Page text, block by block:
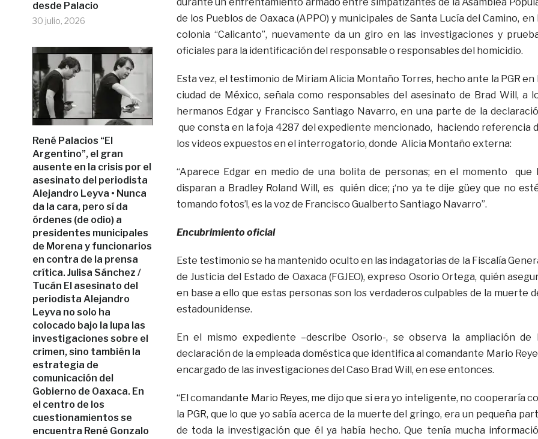
desde Palacio
30 julio, 2026
René Palacios “El
Argentino”, el gran
ausente en la crisis por el
asesinato del periodista
Alejandro Leyva • Nunca
da la cara, pero sí da
órdenes (de odio) a
presidentes municipales
de Morena y funcionarios
en contra de la prensa
crítica. Julisa Sánchez /
Tucán El asesinato del
periodista Alejandro
Leyva no solo ha
colocado bajo la lupa las
investigaciones sobre el
crimen, sino también la
estrategia de
comunicación del
Gobierno de Oaxaca. En
el centro de los
cuestionamientos se
encuentra René Gonzalo
de los Pueblos de Oaxaca (APPO) y municipales de Santa Lucía del Camino, en
colonia “Calicanto”, nuevamente da un giro en las investigaciones y
oficiales para la identificación del responsable o responsables del homicidio.
Esta vez, el testimonio de Miriam Alicia Montaño Torres, hecho ante la PGR en
ciudad de México, señala como responsables del asesinato de Brad Will, a
hermanos Edgar y Francisco Santiago Navarro, en una parte de la
que consta en la foja 4287 del expediente mencionado, haciendo referencia
los videos expuestos en el interrogatorio, donde Alicia Montaño externa:
“Aparece Edgar en medio de una bolita de personas; en el momento que
disparan a Bradley Roland Will, es quién dice; ¡‘no ya te dije güey que no
tomando fotos’!, es la voz de Francisco Gualberto Santiago Navarro”.
Encubrimiento oficial
Este testimonio se ha mantenido oculto en las indagatorias de la Fiscalía
de Justicia del Estado de Oaxaca (FGJEO), expreso Osorio Ortega, quién
en base a ello que estas personas son los verdaderos culpables de la muerte
estadounidense.
En el mismo expediente –describe Osorio-, se observa la ampliación de
declaración de la empleada doméstica que identifica al comandante Mario
encargado de las investigaciones del Caso Brad Will, en ese entonces.
“El comandante Mario Reyes, me dijo que si era yo inteligente, no cooperaría
la PGR, que lo que yo sabía acerca de la muerte del gringo, era un pequeña
de toda la investigación que él ya había hecho. Que tenía mucha